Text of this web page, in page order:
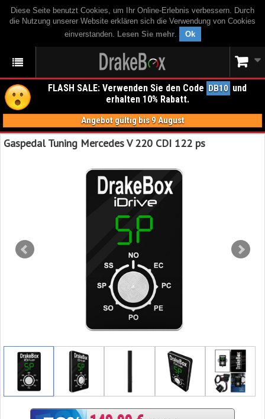
Diese Seite benutzt Cookies, um Ihr Online-Erlebnis verbessern. Durch
die Nutzung unserer Website erklären sich die Verwendung von Cookies
einverstanden. Lesen Sie mehr. Ok
FLASH SALE: Verwenden Sie den Code DB10 und
erhalten 10% Rabatt.
Angebot gültig bis 9 August
Gaspedal Tuning Mercedes V 220 CDI 122 ps